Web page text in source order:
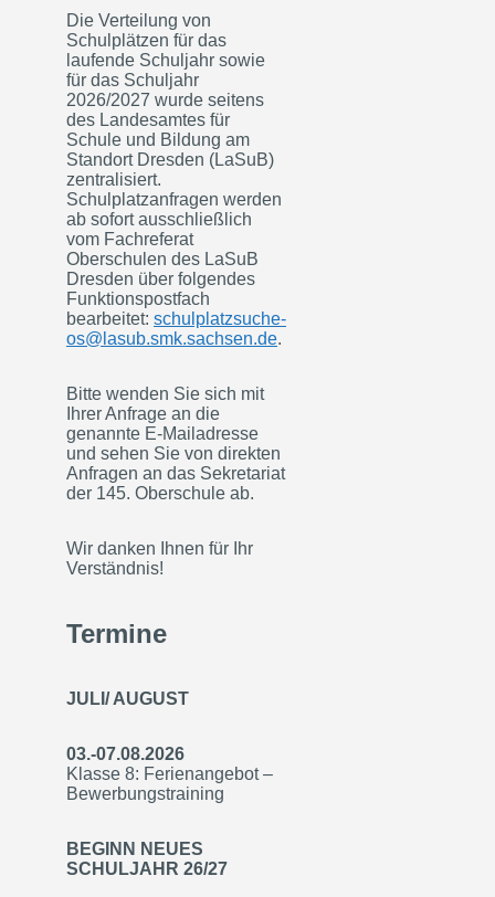
Die Verteilung von
Schulplätzen für das
laufende Schuljahr sowie
für das Schuljahr
2026/2027 wurde seitens
des Landesamtes für
Schule und Bildung am
Standort Dresden (LaSuB)
zentralisiert.
Schulplatzanfragen werden
ab sofort ausschließlich
vom Fachreferat
Oberschulen des LaSuB
Dresden über folgendes
Funktionspostfach
bearbeitet: schulplatzsuche-
os@lasub.smk.sachsen.de.
Bitte wenden Sie sich mit
Ihrer Anfrage an die
genannte E-Mailadresse
und sehen Sie von direkten
Anfragen an das Sekretariat
der 145. Oberschule ab.
Wir danken Ihnen für Ihr
Verständnis!
Termine
JULI/ AUGUST
03.-07.08.2026
Klasse 8: Ferienangebot –
Bewerbungstraining
BEGINN NEUES
SCHULJAHR 26/27